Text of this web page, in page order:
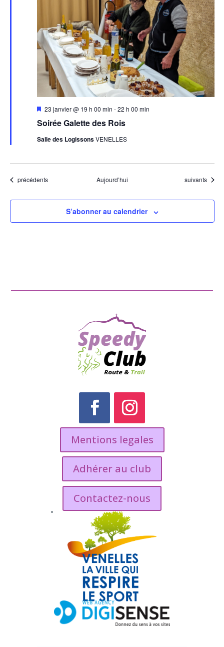
Soirée Galette des Rois
Mis
avant
23 janvier @ 19 h 00 min -22 h 00 min
Salle des LogissonsVENELLES
Évènements
précédents Aujourd’hui Évènements
suivants
S’abonner au calendrier
Mentions legales
Adhérer au club
Contactez-nous